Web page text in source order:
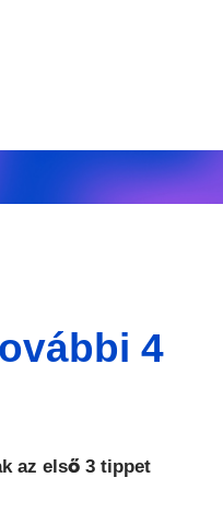
4
az első 3 tippet